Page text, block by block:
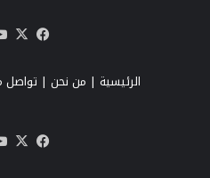
الرئيسية | من نحن | تواصل